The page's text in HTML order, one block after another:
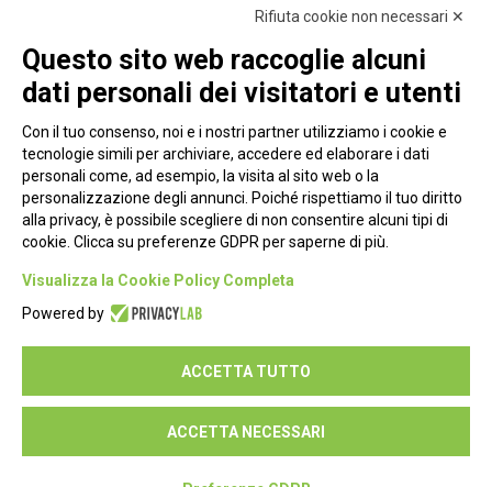
Piazza Alessandria, 24 - 00198 Roma
Privacy Policy
Seguici su:
Rifiuta cookie non necessari ✕
Questo sito web raccoglie alcuni
dati personali dei visitatori e utenti
Con il tuo consenso, noi e i nostri partner utilizziamo i cookie e
tecnologie simili per archiviare, accedere ed elaborare i dati
personali come, ad esempio, la visita al sito web o la
personalizzazione degli annunci. Poiché rispettiamo il tuo diritto
alla privacy, è possibile scegliere di non consentire alcuni tipi di
cookie. Clicca su preferenze GDPR per saperne di più.
Visualizza la Cookie Policy Completa
Powered by
ACCETTA TUTTO
ACCETTA NECESSARI